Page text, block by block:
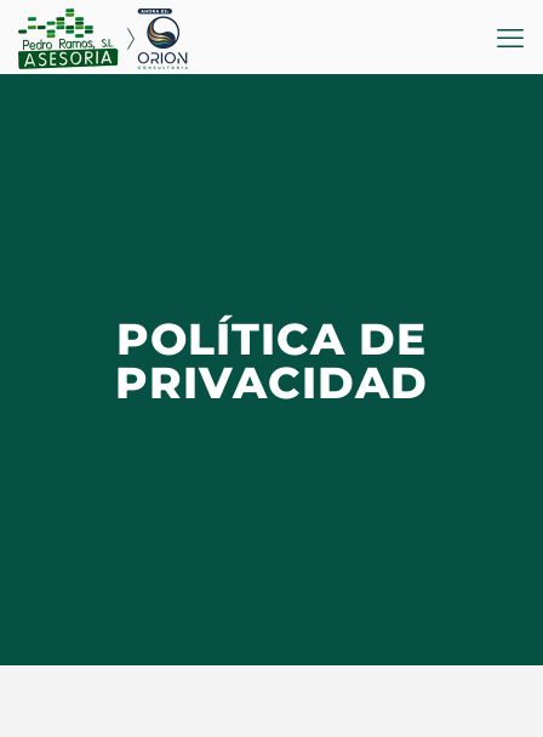
POLÍTICA DE
PRIVACIDAD